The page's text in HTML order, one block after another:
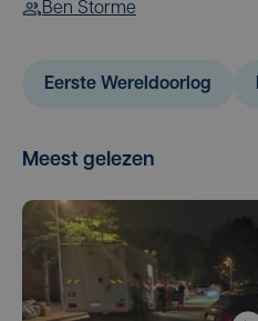
Ben Storme
Eerste Wereldoorlog
Meest gelezen